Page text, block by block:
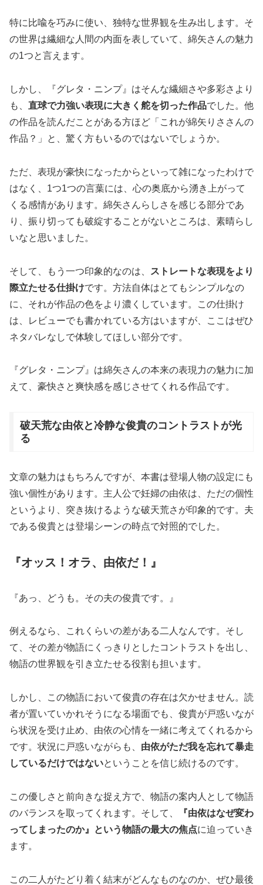
特に比喩を巧みに使い、独特な世界観を生み出します。そ
の世界は繊細な人間の内面を表していて、綿矢さんの魅力
の1つと言えます。
しかし、『グレタ・ニンプ』はそんな繊細さや多彩さより
も、 直球で力強い表現に大きく舵を切った作品でした。他
の作品を読んだことがある方ほど「これが綿矢りささんの
作品？」と、驚く方もいるのではないでしょうか。
ただ、表現が豪快になったからといって雑になったわけで
はなく、1つ1つの言葉には、心の奥底から湧き上がって
くる感情があります。綿矢さんらしさを感じる部分であ
り、振り切っても破綻することがないところは、素晴らし
いなと思いました。
そして、もう一つ印象的なのは、
ストレートな表現をより
際立たせる仕掛けです。方法自体はとてもシンプルなの
に、それが作品の色をより濃くしています。この仕掛け
は、レビューでも書かれている方はいますが、ここはぜひ
ネタバレなしで体験してほしい部分です。
『グレタ・ニンプ』は綿矢さんの本来の表現力の魅力に加
えて、豪快さと爽快感を感じさせてくれる作品です。
破天荒な由依と冷静な俊貴のコントラストが光
る
文章の魅力はもちろんですが、本書は登場人物の設定にも
強い個性があります。主人公で妊婦の由依は、ただの個性
というより、突き抜けるような破天荒さが印象的です。夫
である俊貴とは登場シーンの時点で対照的でした。
『オッス！オラ、由依だ！』
『あっ、どうも。その夫の俊貴です。』
例えるなら、これくらいの差がある二人なんです。そし
て、その差が物語にくっきりとしたコントラストを出し、
物語の世界観を引き立たせる役割も担います。
しかし、この物語において俊貴の存在は欠かせません。読
者が置いていかれそうになる場面でも、俊貴が戸惑いなが
ら状況を受け止め、由依の心情を一緒に考えてくれるから
です。状況に戸惑いながらも、 由依がただ我を忘れて暴走
しているだけではないということを信じ続けるのです。
この優しさと前向きな捉え方で、物語の案内人として物語
のバランスを取ってくれます。そして、
『由依はなぜ変わ
ってしまったのか』という物語の最大の焦点に迫っていき
ます。
この二人がたどり着く結末がどんなものなのか、ぜひ最後